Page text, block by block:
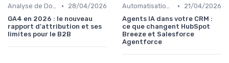
Analyse de Données et Mesure de Performance •
28/04/2026
GA4 en 2026 : le nouveau
rapport d'attribution et ses
limites pour le B2B
Automatisation du Marketing •
21/04/2026
Agents IA dans votre CRM :
ce que changent HubSpot
Breeze et Salesforce
Agentforce